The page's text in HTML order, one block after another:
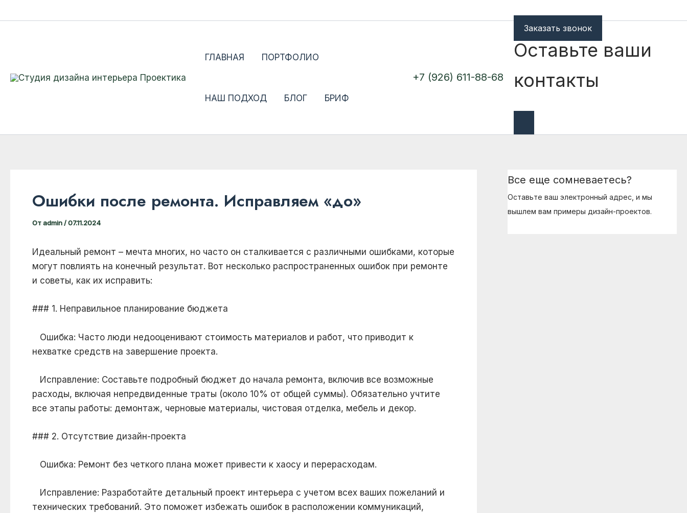
к
ГЛАВНАЯ ПОРТФОЛИО
НАШ ПОДХОД БЛОГ БРИФ
+7 (926) 611-88-68
Заказать звонок
Оставьте ваши
контакты
Ошибки после ремонта. Исправляем «до»
Отadmin/07.11.2024
Идеальный ремонт – мечта многих, но часто он сталкивается с различными ошибками, которые
могут повлиять на конечный результат. Вот несколько распространенных ошибок при ремонте
и советы, как их исправить:
### 1. Неправильное планирование бюджета
Ошибка: Часто люди недооценивают стоимость материалов и работ, что приводит к
нехватке средств на завершение проекта.
Исправление: Составьте подробный бюджет до начала ремонта, включив все возможные
расходы, включая непредвиденные траты (около 10% от общей суммы). Обязательно учтите
все этапы работы: демонтаж, черновые материалы, чистовая отделка, мебель и декор.
### 2. Отсутствие дизайн-проекта
Ошибка: Ремонт без четкого плана может привести к хаосу и перерасходам.
Исправление: Разработайте детальный проект интерьера с учетом всех ваших пожеланий и
технических требований. Это поможет избежать ошибок в расположении коммуникаций,
Все еще сомневаетесь?
Оставьте ваш электронный адрес, и мы
вышлем вам примеры дизайн-проектов.